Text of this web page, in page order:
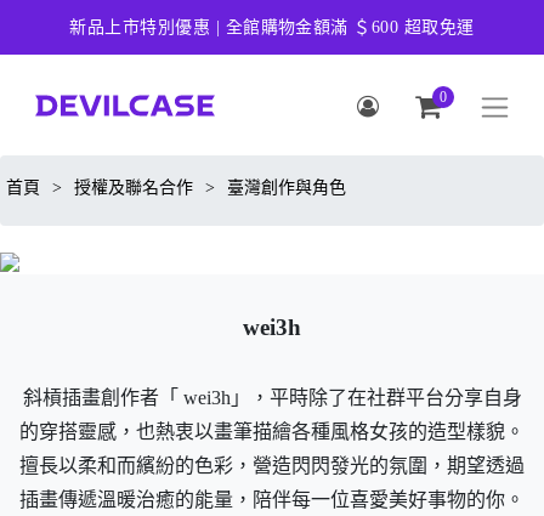
新品上市特別優惠 | 全館購物金額滿 ＄600 超取免運
0
首頁 > 授權及聯名合作 > 臺灣創作與角色
wei3h
斜槓插畫創作者「 wei3h」，平時除了在社群平台分享自身
的穿搭靈感，也熱衷以畫筆描繪各種風格女孩的造型樣貌。
擅長以柔和而繽紛的色彩，營造閃閃發光的氛圍，期望透過
插畫傳遞溫暖治癒的能量，陪伴每一位喜愛美好事物的你。